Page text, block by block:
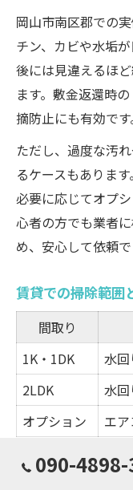
岡山市南区郡での
チン、カビや水垢
後には見違えるほ
ます。敷金返還時
摘防止にも有効です
ただし、過度な汚
るケースもありま
必要に応じてオプ
心者の方でも業者
め、安心して依頼で
賃貸での掃除範囲
間取り
1K・1DK
水
2LDK
水
オプション
エ
賃貸物件のハウス
090-